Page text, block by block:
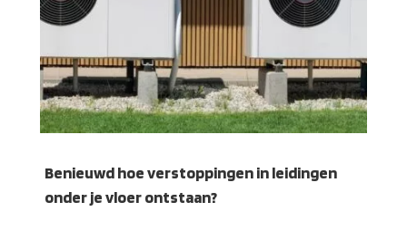
Benieuwd hoe verstoppingen in leidingen
onder je vloer ontstaan?